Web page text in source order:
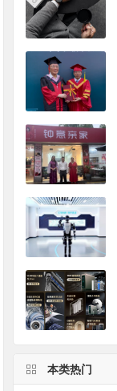
本类热门